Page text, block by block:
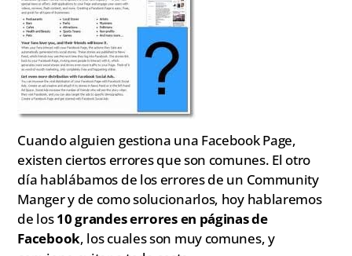
Cuando alguien gestiona una Facebook Page,
existen ciertos errores que son comunes. El otro
día hablábamos de los errores de un Community
Manger y de como solucionarlos, hoy hablaremos
de los10 grandes errores en páginas de
Facebook, los cuales son muy comunes, y